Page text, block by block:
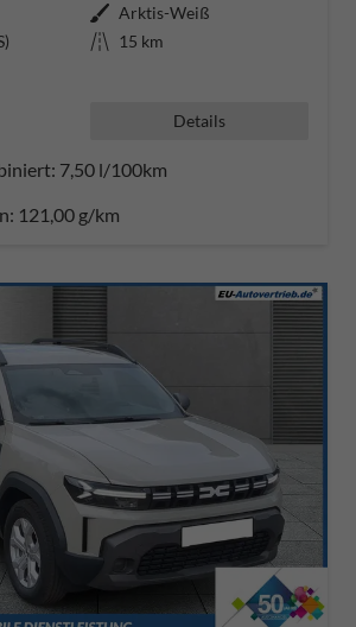
Außenfarbe Arktis-Weiß
Kilometerstand 15 km
Details
7,50 l/100km
121,00 g/km